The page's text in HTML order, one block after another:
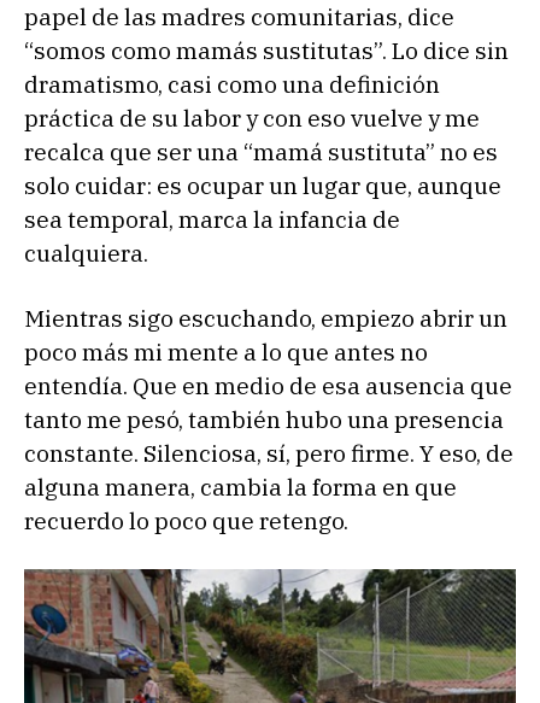
papel de las madres comunitarias, dice
“somos como mamás sustitutas”. Lo dice sin
dramatismo, casi como una definición
práctica de su labor y con eso vuelve y me
recalca que ser una “mamá sustituta” no es
solo cuidar: es ocupar un lugar que, aunque
sea temporal, marca la infancia de
cualquiera.
Mientras sigo escuchando, empiezo abrir un
poco más mi mente a lo que antes no
entendía. Que en medio de esa ausencia que
tanto me pesó, también hubo una presencia
constante. Silenciosa, sí, pero firme. Y eso, de
alguna manera, cambia la forma en que
recuerdo lo poco que retengo.